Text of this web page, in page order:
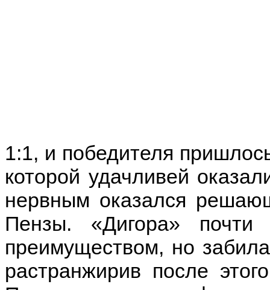
1:1, и победителя
которой удачливей
нервным оказался
Пензы. «Дигора»
преимуществом, но
растранжирив после